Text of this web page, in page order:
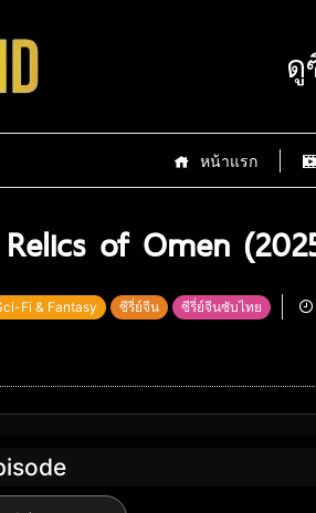
ดู
หน้าแรก
of Omen
Fi & Fantasy ซีรี่ย์จีน ซีรี่ย์จีนซับไทย